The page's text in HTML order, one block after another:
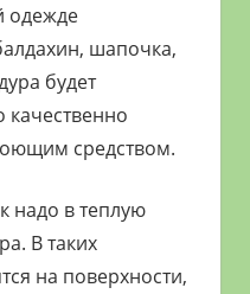
одежде
шапочка,
будет
качественно
средством.
надо в теплую
В таких
на поверхности,